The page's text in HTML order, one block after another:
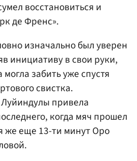
восстановиться и
де Френс».
изначально был уверен
инициативу в свои руки,
забить уже спустя
свистка.
привела
когда мяч прошел
же еще 13-ти минут Оро